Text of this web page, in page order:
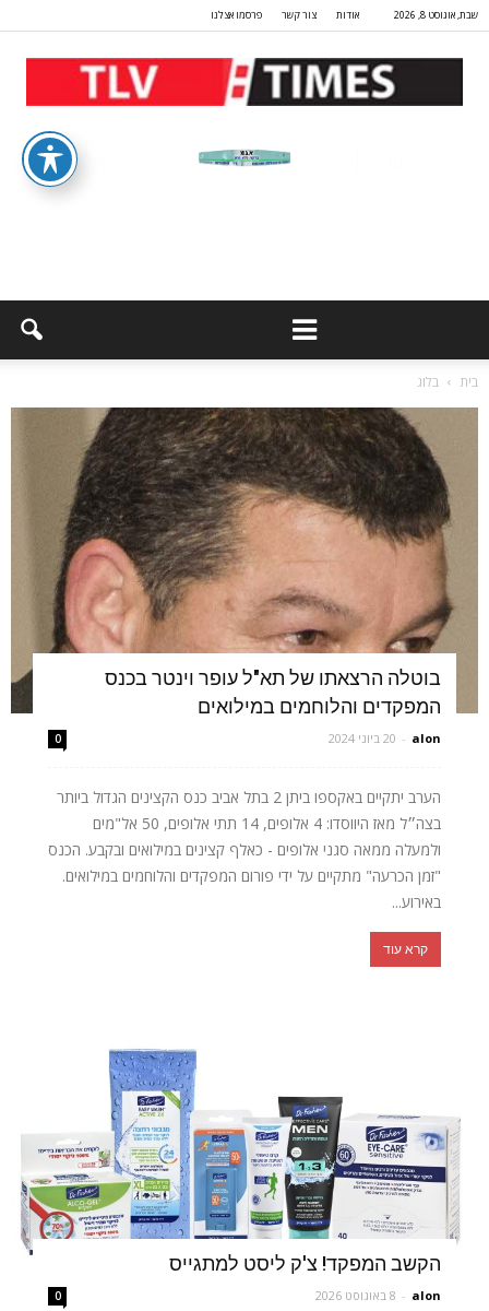
שבת, אוגוסט 8, 2026 אודות צור קשר פרסמו אצלנו
בית בלוג
בוטלה הרצאתו של תא"ל עופר וינטר בכנס
המפקדים והלוחמים במילואים
alon
- 20 ביוני 2024 0
הערב יתקיים באקספו ביתן 2 בתל אביב כנס הקצינים הגדול ביותר
בצה״ל מאז היווסדו: 4 אלופים, 14 תתי אלופים, 50 אל"מים
ולמעלה ממאה סגני אלופים - כאלף קצינים במילואים ובקבע. הכנס
"זמן הכרעה" מתקיים על ידי פורום המפקדים והלוחמים במילואים.
באירוע...
קרא עוד
הקשב המפקד! צ'ק ליסט למתגייס
alon
- 8 באוגוסט 2026 0